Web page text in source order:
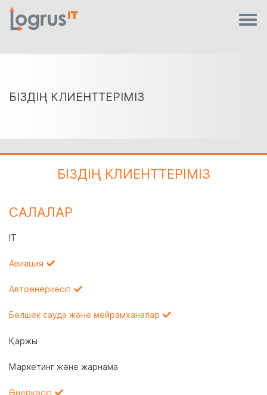
БІЗДІҢ КЛИЕНТТЕРІМІЗ
БІЗДІҢ КЛИЕНТТЕРІМІЗ
САЛАЛАР
IT
Авиация
Автоөнеркәсіп
Бөлшек сауда және мейрамханалар
Қаржы
Маркетинг және жарнама
Өнеркәсіп